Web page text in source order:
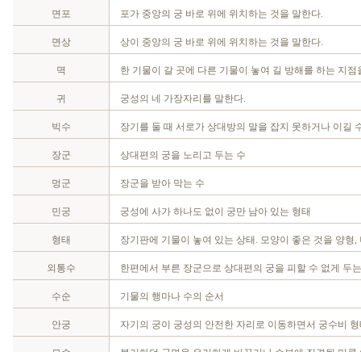
면포 포가 중앙의 궁 바로 위에 위치하는 것을 말한다.
면상 상이 중앙의 궁 바로 위에 위치하는 것을 말한다.
멱 한 기물이 갈 곳에 다른 기물이 놓여 길 방해를 하는 지점
귀 궁성의 네 가장자리를 말한다.
빅수 장기를 둘 때 서로가 상대방의 말을 잡지 못하거나 이길
장군 상대편의 궁을 노리고 두는 수
멍군 장군을 받아 막는 수
민궁 궁성에 사가 하나도 없이 궁만 남아 있는 형태
형태 장기판에 기물이 놓여 있는 상태. 모양이 좋은 것을 양형
외통수 한편에서 부른 장군으로 상대편의 궁을 피할 수 없게 두
수순 기물의 행마나 수의 순서
안궁 자기의 궁이 궁성의 안전한 자리로 이동하면서 궁수비